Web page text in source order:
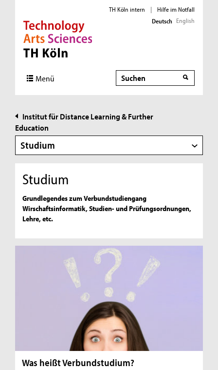
Direkt zur Hauptnavigation
Direkt zur Subnavigation
Direkt zum Inhalt
Direkt zum Fußbereich
TH Köln intern |
Hilfe im Notfall
Deutsch English
Menü Suche
Suche
Institut für Distance Learning & Further
Education
Studium
Studium
Grundlegendes zum Verbundstudiengang
Wirschaftsinformatik, Studien- und Prüfungsordnungen,
Lehre, etc.
Was heißt Verbundstudium?